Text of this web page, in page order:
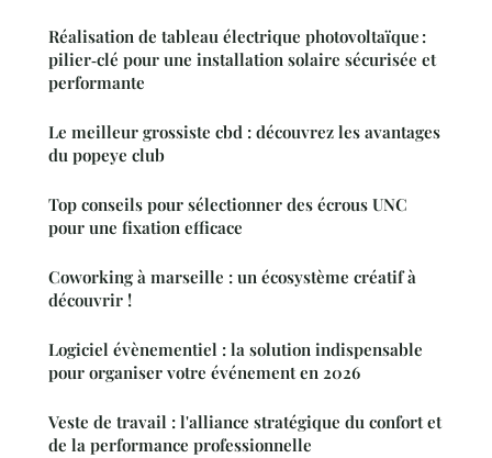
Réalisation de tableau électrique photovoltaïque :
pilier‑clé pour une installation solaire sécurisée et
performante
Le meilleur grossiste cbd : découvrez les avantages
du popeye club
Top conseils pour sélectionner des écrous UNC
pour une fixation efficace
Coworking à marseille : un écosystème créatif à
découvrir !
Logiciel évènementiel : la solution indispensable
pour organiser votre événement en 2026
Veste de travail : l'alliance stratégique du confort et
de la performance professionnelle